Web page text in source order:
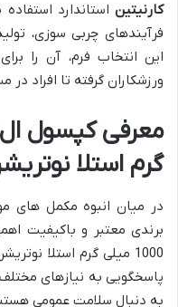
کارنیتین استاندارد
فرآیندهای چربی سوزی،
این انتخاب فرم، آن را
ورزشکاران گرفته تا افراد
گرم استلا
در میان انبوه مکمل های
برندی معتبر و باکیفیت
1000 میلی گرم استلا
پاسخگویی به نیازهای مختلف
به دنبال سلامت عمومی